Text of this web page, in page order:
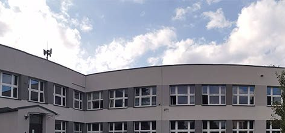
Przejdź do zawartości